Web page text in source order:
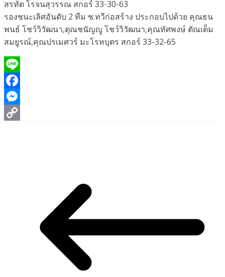
สรทัต โรจนสุวรรณ สกอร์ 33-30-63
รองชนะเลิศอันดับ 2 ทีม ช.ทวีก่อสร้าง ประกอบไปด้วย คุณธน
พนธ์ โชว์วิวัฒนา,ตุณชนัญญู โชว์วิวัฒนา,คุณทัศพงษ์ ตัณเต็ม
สมยูรณ์,คุณปรเมศวร์ มะโรหบุตร สกอร์ 33-32-65
Line
Facebook
Messenger